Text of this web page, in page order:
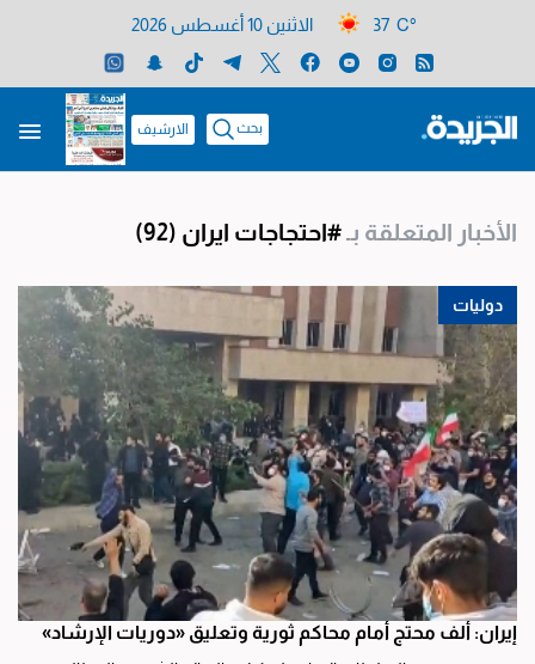
37 C° الاثنين 10 أغسطس 2026
بحث الارشيف
الأخبار المتعلقة بـ#احتجاجات ايران (92)
دوليات
إيران: ألف محتج أمام محاكم ثورية وتعليق «دوريات الإرشاد»